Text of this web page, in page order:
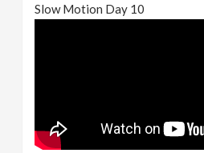
Slow Motion Day 10